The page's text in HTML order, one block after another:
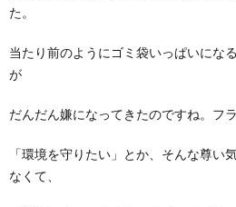
た。
当たり前のようにゴミ袋いっぱいにな
が
だんだん嫌になってきたのですね。フ
「環境を守りたい」とか、そんな尊い
なくて、